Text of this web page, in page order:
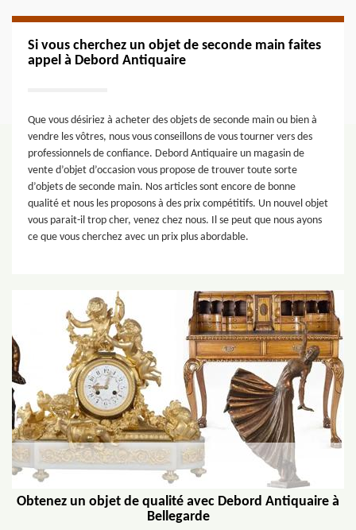
Si vous cherchez un objet de seconde main faites
appel à Debord Antiquaire
Que vous désiriez à acheter des objets de seconde main ou bien à
vendre les vôtres, nous vous conseillons de vous tourner vers des
professionnels de confiance. Debord Antiquaire un magasin de
vente d’objet d’occasion vous propose de trouver toute sorte
d’objets de seconde main. Nos articles sont encore de bonne
qualité et nous les proposons à des prix compétitifs. Un nouvel objet
vous parait-il trop cher, venez chez nous. Il se peut que nous ayons
ce que vous cherchez avec un prix plus abordable.
Obtenez un objet de qualité avec Debord Antiquaire à
Bellegarde